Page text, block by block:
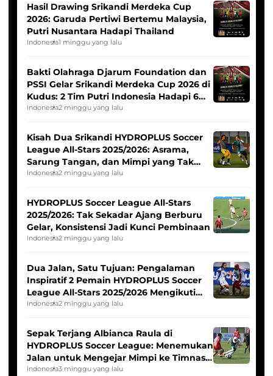
Hasil Drawing Srikandi Merdeka Cup
2026: Garuda Pertiwi Bertemu Malaysia,
Putri Nusantara Hadapi Thailand
Indonesia1 minggu yang lalu
Bakti Olahraga Djarum Foundation dan
PSSI Gelar Srikandi Merdeka Cup 2026 di
Kudus: 2 Tim Putri Indonesia Hadapi 6
Tim Asia
Indonesia2 minggu yang lalu
Kisah Dua Srikandi HYDROPLUS Soccer
League All-Stars 2025/2026: Asrama,
Sarung Tangan, dan Mimpi yang Tak
Pernah Padam
Indonesia2 minggu yang lalu
HYDROPLUS Soccer League All-Stars
2025/2026: Tak Sekadar Ajang Berburu
Gelar, Konsistensi Jadi Kunci Pembinaan
Indonesia2 minggu yang lalu
Dua Jalan, Satu Tujuan: Pengalaman
Inspiratif 2 Pemain HYDROPLUS Soccer
League All-Stars 2025/2026 Mengikuti
Seleksi Timnas Indonesia Putri
Indonesia2 minggu yang lalu
Sepak Terjang Albianca Raula di
HYDROPLUS Soccer League: Menemukan
Jalan untuk Mengejar Mimpi ke Timnas
Indonesia Putri
Indonesia3 minggu yang lalu